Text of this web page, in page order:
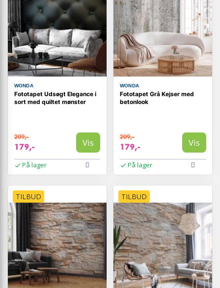
WONDA
Fototapet Udsøgt Elegance i
sort med quiltet mønster
209,-
179,- Vis
På lager
WONDA
Fototapet Grå Kejser med
betonlook
209,-
179,- Vis
På lager
TILBUD TILBUD